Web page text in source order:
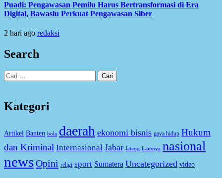
Puadi: Pengawasan Pemilu Harus Bertransformasi di Era
Digital, Bawaslu Perkuat Pengawasan Siber
2 hari ago redaksi
Search
Cari
untuk:
Kategori
Artikel Banten bola daerah ekonomi bisnis gaya hidup Hukum
dan Kriminal Internasional Jabar Jateng Lainnya nasional
newsOpini religi sport Sumatera Uncategorized video